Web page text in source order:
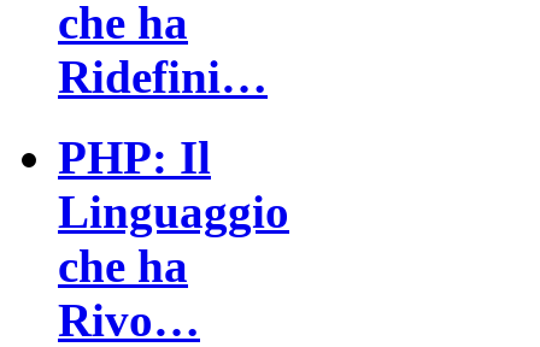
che ha
Ridefini…
PHP: Il
Linguaggio
che ha
Rivo…